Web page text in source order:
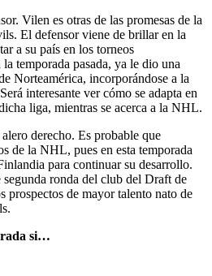
Vilen es otras de las promesas de la
El defensor viene de brillar en la
a su país en los torneos
temporada pasada, ya le dio una
Norteamérica, incorporándose a la
interesante ver cómo se adapta en
liga, mientras se acerca a la NHL.
derecho. Es probable que
de la NHL, pues en esta temporada
para continuar su desarrollo.
ronda del club del Draft de
prospectos de mayor talento nato de
si…